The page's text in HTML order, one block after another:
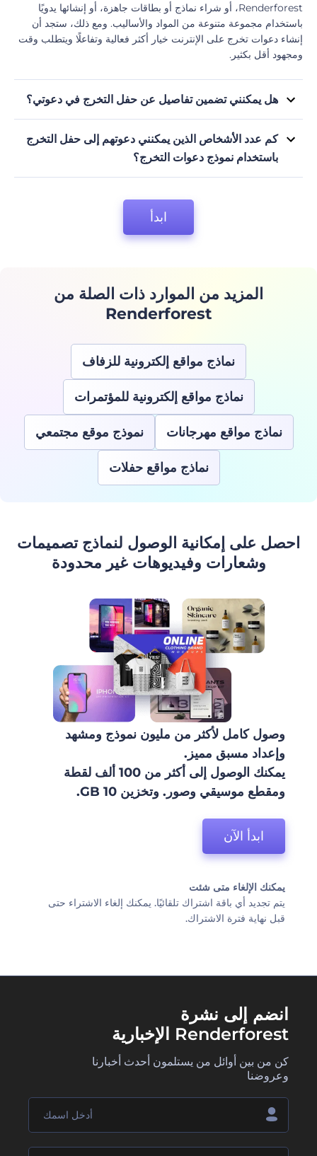
Renderforest، أو شراء نماذج أو بطاقات جاهزة، أو إنشائها يدويًا
باستخدام مجموعة متنوعة من المواد والأساليب. ومع ذلك، ستجد أن
إنشاء دعوات تخرج على الإنترنت خيار أكثر فعالية وتفاعلًا ويتطلب وقت
ومجهود أقل بكثير.
هل يمكنني تضمين تفاصيل عن حفل التخرج في دعوتي؟
نعم، يمكنك تضمين تفاصيل عن حفل التخرج في دعوتك، مثل التاريخ
والوقت والموقع وأي تعليمات خاصة للضيوف. دعواتنا للتخرج قابلة
للتخصيص، وبذلك يمكنك تحرير أي جزء منها بسهولة كما تشاء.
كم عدد الأشخاص الذين يمكنني دعوتهم إلى حفل التخرج
باستخدام نموذج دعوات التخرج؟
لا يوجد حد لعدد الأشخاص الذين يمكنك دعوتهم إلى حفل التخرج
عدد ممكن من الأشخاص كما تشاء عبر البريد الإلكتروني أو وسائل
التواصل الاجتماعي أو غيرها من القنوات الإلكترونية.
ابدأ
المزيد من الموارد ذات الصلة من
Renderforest
نماذج مواقع إلكترونية للزفاف
نماذج مواقع إلكترونية للمؤتمرات
نماذج مواقع مهرجانات نموذج موقع مجتمعي
نماذج مواقع حفلات
احصل على إمكانية الوصول لنماذج تصميمات
وشعارات وفيديوهات غير محدودة
وصول كامل لأكثر من مليون نموذج ومشهد
وإعداد مسبق مميز.
يمكنك الوصول إلى أكثر من 100 ألف لقطة
ومقطع موسيقي وصور. وتخزين 10 GB.
ابدأ الآن
يمكنك الإلغاء متى شئت
يتم تجديد أي باقة اشتراك تلقائيًا. يمكنك إلغاء الاشتراء حتى
قبل نهاية فترة الاشتراك.
انضم إلى نشرة
Renderforest الإخبارية
كن من بين أوائل من يستلمون أحدث أخبارنا
وعروضنا